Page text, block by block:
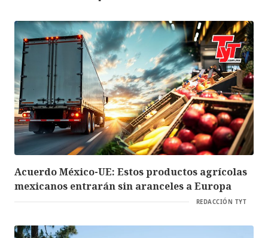
Acuerdo México-UE: Estos productos agrícolas
mexicanos entrarán sin aranceles a Europa
REDACCIÓN TYT